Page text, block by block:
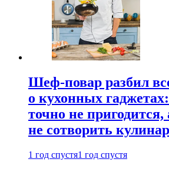
Шеф-повар разбил
о кухонных
точно не пригодится,
не сотворить
1 год спустя1 год спустя